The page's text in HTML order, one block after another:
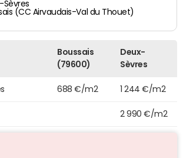
Sèvres
(CC Airvaudais-Val du Thouet)
Boussais
(79600)
Deux-
Sèvres
688 €/m2 1 244 €/m2
2 990 €/m2